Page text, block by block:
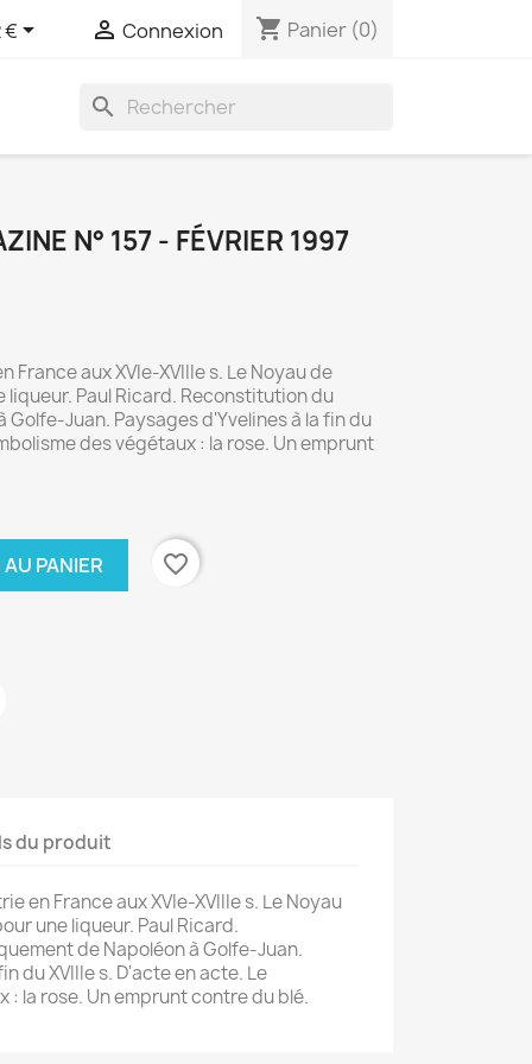
€  Connexion shopping_cart Panier (0)
search
N° 157 - FÉVRIER 1997
France aux XVIe-XVIIIe s. Le Noyau de
liqueur. Paul Ricard. Reconstitution du
Juan. Paysages d'Yvelines à la fin du
des végétaux : la rose. Un emprunt
PANIER favorite_border
du produit
en France aux XVIe-XVIIIe s. Le Noyau
une liqueur. Paul Ricard.
de Napoléon à Golfe-Juan.
du XVIIIe s. D'acte en acte. Le
: la rose. Un emprunt contre du blé.